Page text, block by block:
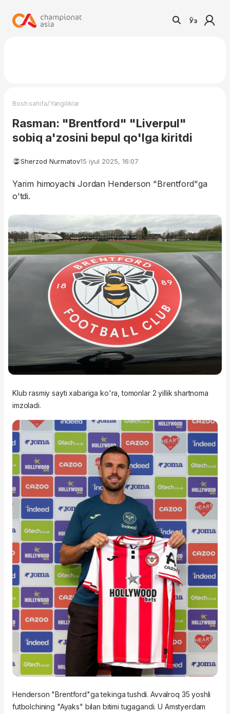
Ўз
Bosh sahifa/Yangiliklar
Rasman: "Brentford" "Liverpul"
sobiq a'zosini bepul qo'lga kiritdi
Sherzod Nurmatov15 iyul 2025, 16:07
Yarim himoyachi Jordan Henderson "Brentford"ga
o'tdi.
Klub rasmiy sayti xabariga ko'ra, tomonlar 2 yillik shartnoma
imzoladi.
Henderson "Brentford"ga tekinga tushdi. Avvalroq 35 yoshli
futbolchining "Ayaks" bilan bitimi tugagandi. U Amstyerdam